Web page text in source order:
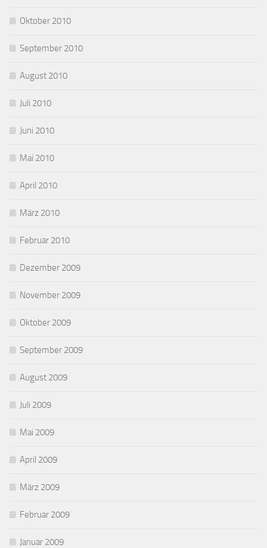
Oktober 2010
September 2010
August 2010
Juli 2010
Juni 2010
Mai 2010
April 2010
März 2010
Februar 2010
Dezember 2009
November 2009
Oktober 2009
September 2009
August 2009
Juli 2009
Mai 2009
April 2009
März 2009
Februar 2009
Januar 2009